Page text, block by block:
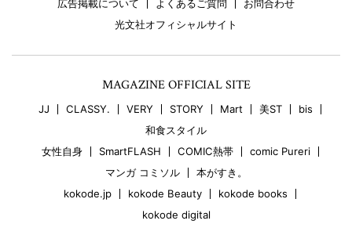
広告掲載について
よくあるご質問
お問合わせ
光文社オフィシャルサイト
MAGAZINE OFFICIAL SITE
JJ CLASSY. VERY STORY Mart 美ST
bis
和食スタイル
女性自身
SmartFLASH COMIC熱帯
comic Pureri
マンガ コミソル
本がすき。
kokode.jp
kokode Beauty
kokode books
kokode digital